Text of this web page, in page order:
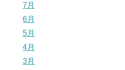
7月
6月
5月
4月
3月